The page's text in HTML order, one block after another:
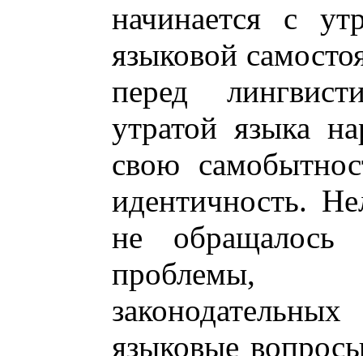
начинается с
языковой
перед
утратой языка
свою
идентичность.
не обращалось
проблемы,
языковые